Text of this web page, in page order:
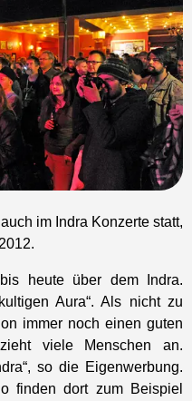
im Indra Konzerte statt,
heute über dem Indra.
Aura“. Als nicht zu
immer noch einen guten
viele Menschen an.
so die Eigenwerbung.
finden dort zum Beispiel